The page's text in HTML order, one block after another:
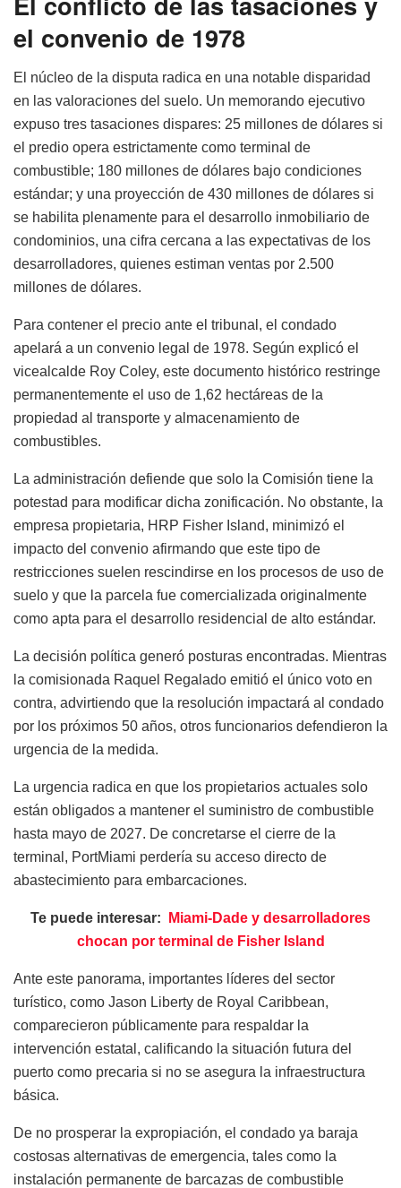
el convenio de 1978
El núcleo de la disputa radica en una notable disparidad
en las valoraciones del suelo. Un memorando ejecutivo
expuso tres tasaciones dispares: 25 millones de dólares si
el predio opera estrictamente como terminal de
combustible; 180 millones de dólares bajo condiciones
estándar; y una proyección de 430 millones de dólares si
se habilita plenamente para el desarrollo inmobiliario de
condominios, una cifra cercana a las expectativas de los
desarrolladores, quienes estiman ventas por 2.500
millones de dólares.
Para contener el precio ante el tribunal, el condado
apelará a un convenio legal de 1978. Según explicó el
vicealcalde Roy Coley, este documento histórico restringe
permanentemente el uso de 1,62 hectáreas de la
propiedad al transporte y almacenamiento de
combustibles.
La administración defiende que solo la Comisión tiene la
potestad para modificar dicha zonificación. No obstante, la
empresa propietaria, HRP Fisher Island, minimizó el
impacto del convenio afirmando que este tipo de
restricciones suelen rescindirse en los procesos de uso de
suelo y que la parcela fue comercializada originalmente
como apta para el desarrollo residencial de alto estándar.
La decisión política generó posturas encontradas. Mientras
la comisionada Raquel Regalado emitió el único voto en
contra, advirtiendo que la resolución impactará al condado
por los próximos 50 años, otros funcionarios defendieron la
urgencia de la medida.
La urgencia radica en que los propietarios actuales solo
están obligados a mantener el suministro de combustible
hasta mayo de 2027. De concretarse el cierre de la
terminal, PortMiami perdería su acceso directo de
abastecimiento para embarcaciones.
Te puede interesar:
Miami-Dade y desarrolladores
chocan por terminal de Fisher Island
Ante este panorama, importantes líderes del sector
turístico, como Jason Liberty de Royal Caribbean,
comparecieron públicamente para respaldar la
intervención estatal, calificando la situación futura del
puerto como precaria si no se asegura la infraestructura
básica.
De no prosperar la expropiación, el condado ya baraja
costosas alternativas de emergencia, tales como la
instalación permanente de barcazas de combustible